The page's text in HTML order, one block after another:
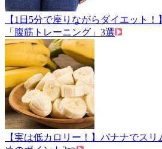
【1日5分で座りながらダイエット！
「腹筋トレーニング」3選
【実は低カロリー！】バナナでス